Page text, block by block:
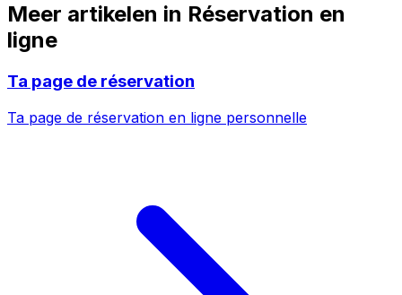
Meer artikelen in Réservation en
ligne
Ta page de réservation
Ta page de réservation en ligne personnelle